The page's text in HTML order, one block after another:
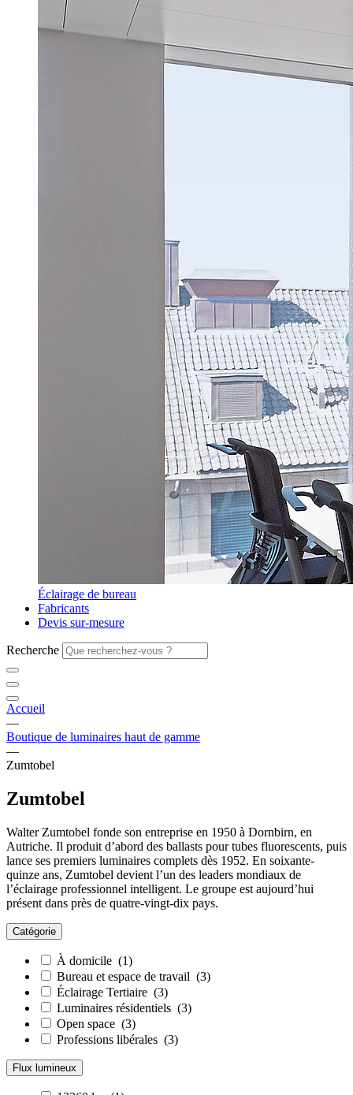
Éclairage de bureau
Fabricants
Devis sur-mesure
Recherche
Accueil
—
Boutique de luminaires haut de gamme
—
Zumtobel
Zumtobel
Walter Zumtobel fonde son entreprise en 1950 à Dornbirn, en
Autriche. Il produit d’abord des ballasts pour tubes fluorescents, puis
lance ses premiers luminaires complets dès 1952. En soixante-
quinze ans, Zumtobel devient l’un des leaders mondiaux de
l’éclairage professionnel intelligent. Le groupe est aujourd’hui
présent dans près de quatre-vingt-dix pays.
Catégorie
À domicile (1)
Bureau et espace de travail (3)
Éclairage Tertiaire (3)
Luminaires résidentiels (3)
Open space (3)
Professions libérales (3)
Flux lumineux